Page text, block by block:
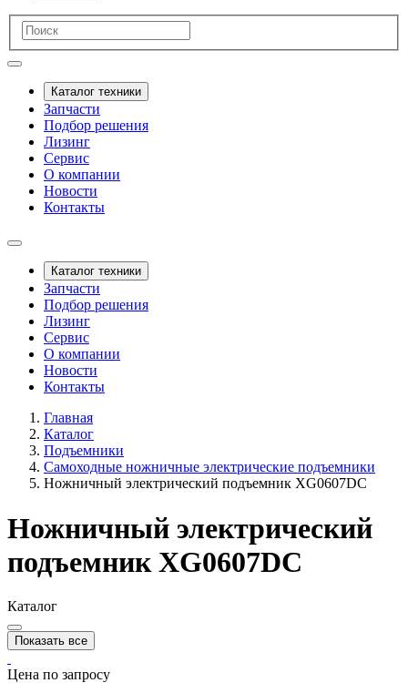
Каталог техники
Запчасти
Подбор решения
Лизинг
Сервис
О компании
Новости
Контакты
Каталог техники
Запчасти
Подбор решения
Лизинг
Сервис
О компании
Новости
Контакты
Главная
Каталог
Подъемники
Самоходные ножничные электрические подъемники
Ножничный электрический подъемник XG0607DC
Ножничный электрический
подъемник XG0607DC
Каталог
Показать все
Цена по запросу